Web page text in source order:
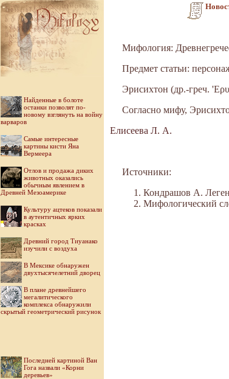
Найденные в болоте
останки позволят по-
новому взглянуть на войну
варваров
Самые интересные
картины кисти Яна
Вермеера
Отлов и продажа диких
животных оказались
обычным явлением в
Древней Мезоамерике
Культуру ацтеков показали
в аутентичных ярких
красках
Древний город Тиуанако
изучили с воздуха
В Мексике обнаружен
двухтысячелетний дворец
В плане древнейшего
мегалитического
комплекса обнаружили
скрытый геометрический рисунок
Последней картиной Ван
Гога назвали «Корни
деревьев»
Мифология:
Предмет статьи:
Эрисихтон (др.-греч.
Согласно мифу,
Елисеева Л. А.
Источники:
Кондрашов А.
Мифологический